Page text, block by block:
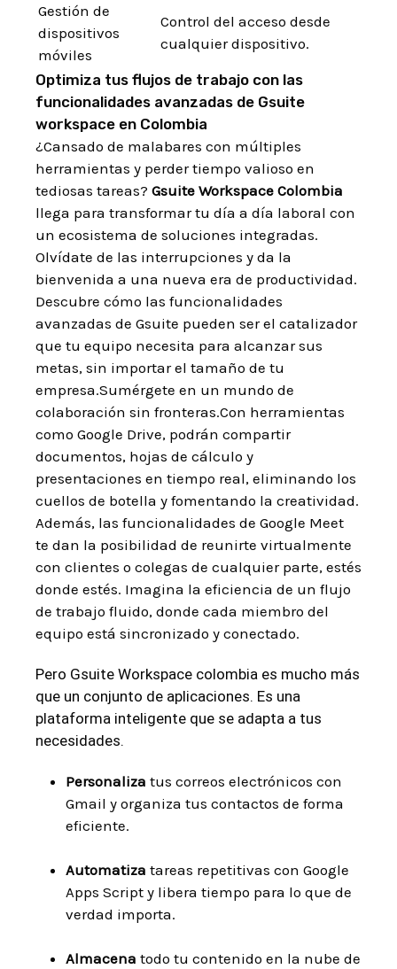
Gestión⁤ de
dispositivos
móviles
Control del acceso desde
cualquier dispositivo.
Optimiza‍ tus ⁤flujos de trabajo con ​las
funcionalidades avanzadas de Gsuite
workspace en Colombia
¿Cansado de malabares con múltiples
herramientas y perder tiempo valioso en
⁤tediosas tareas?⁣ Gsuite Workspace⁢ Colombia
llega para transformar tu ⁢día ‍a día laboral con
un ecosistema de soluciones integradas.
Olvídate de las⁢ interrupciones y da la
bienvenida a una nueva era de productividad.
Descubre cómo las funcionalidades ​
avanzadas de Gsuite pueden ser el catalizador
‍que tu ​equipo necesita para alcanzar ‌sus
metas,‌ sin importar el tamaño ⁢de ‍tu
empresa.Sumérgete‌ en un ​mundo de
colaboración sin fronteras.Con herramientas
como ⁣Google Drive, podrán compartir
documentos,‌ hojas ⁣de cálculo y
presentaciones en tiempo real, eliminando ⁢los
cuellos de ‍botella⁣ y fomentando la creatividad.
‍Además, las funcionalidades de Google ⁤Meet
te dan la ‍posibilidad ‌de reunirte​ virtualmente‍
con ‍clientes o colegas de cualquier parte, estés
donde estés. Imagina la eficiencia de un‌ flujo
de trabajo fluido, donde cada‌ miembro del
equipo está sincronizado y‌ conectado.
Pero Gsuite ⁢Workspace colombia es mucho más
que un conjunto de aplicaciones. ‌Es una⁣
plataforma ​inteligente que se adapta‌ a tus
⁢necesidades.‌
Personaliza tus correos electrónicos⁤ con
‍Gmail y organiza tus contactos de forma
eficiente.
Automatiza tareas repetitivas con Google‌
Apps Script‌ y libera‍ tiempo para lo que de
verdad importa.
Almacena ⁤todo tu contenido⁣ en la nube de